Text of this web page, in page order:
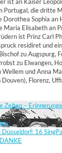
Portugal, die dritte
Dorothea Sophia an
Maria Elisabeth an
ist Prinz Carl
residiret und
zu Augspurg,
zu Elwangen,
Wellem und Anna
Douven), Florenz,
Zeiten –
Düsseldorf: 16